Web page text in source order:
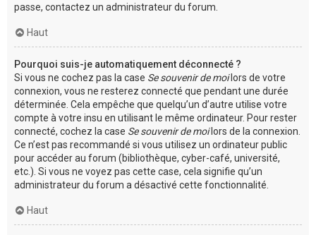
passe, contactez un administrateur du forum.
Haut
Pourquoi suis-je automatiquement déconnecté ?
Si vous ne cochez pas la case Se souvenir de moilors de votre
connexion, vous ne resterez connecté que pendant une durée
déterminée. Cela empêche que quelqu’un d’autre utilise votre
compte à votre insu en utilisant le même ordinateur. Pour rester
connecté, cochez la case Se souvenir de moilors de la connexion.
Ce n’est pas recommandé si vous utilisez un ordinateur public
pour accéder au forum (bibliothèque, cyber-café, université,
etc.). Si vous ne voyez pas cette case, cela signifie qu’un
administrateur du forum a désactivé cette fonctionnalité.
Haut